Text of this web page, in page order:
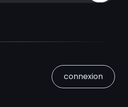
connexion